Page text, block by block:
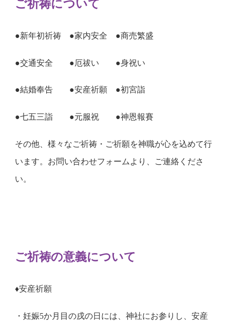
ご祈祷について
●新年初祈祷　●家内安全　●商売繁盛
●交通安全　　●厄祓い　　●身祝い
●結婚奉告　　●安産祈願　●初宮詣
●七五三詣　　●元服祝　　●神恩報賽
その他、様々なご祈祷・ご祈願を神職が心を込めて行
います。お問い合わせフォームより、ご連絡くださ
い。
ご祈祷の意義について
♦安産祈願
・妊娠5か月目の戌の日には、神社にお参りし、安産